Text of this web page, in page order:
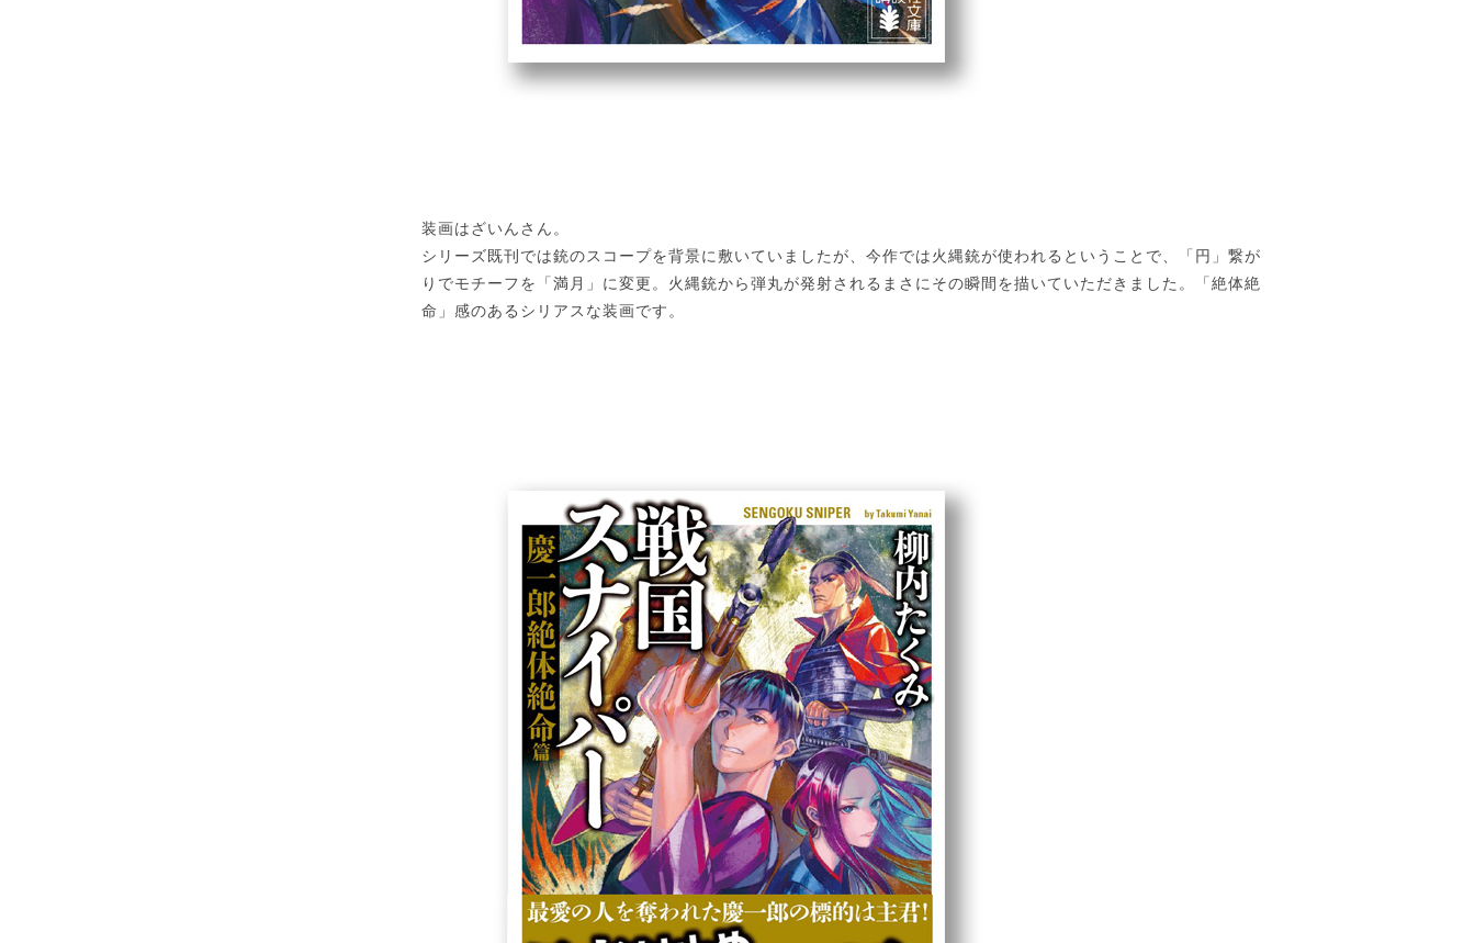
装画はざいんさん。
シリーズ既刊では銃のスコープを背景に敷いていましたが、今作では火縄銃が使われるということで、「円」繋が
りでモチーフを「満月」に変更。火縄銃から弾丸が発射されるまさにその瞬間を描いていただきました。「絶体絶
命」感のあるシリアスな装画です。